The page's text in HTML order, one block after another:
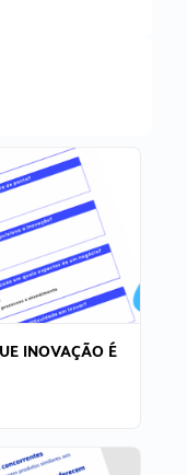
INOVAÇÃO É